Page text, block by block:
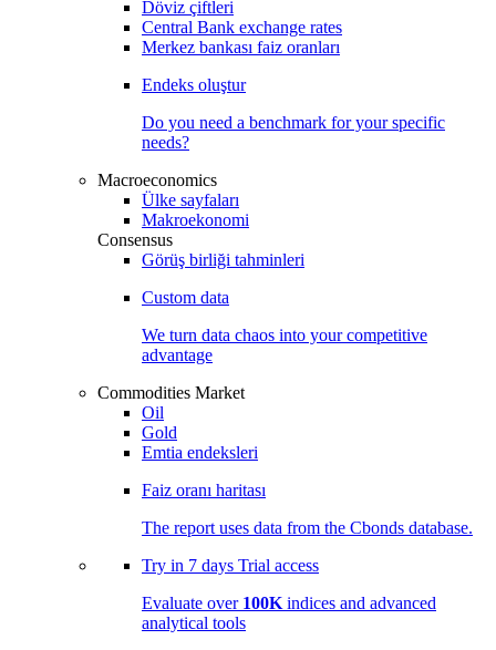
Döviz çiftleri
Central Bank exchange rates
Merkez bankası faiz oranları
Endeks oluştur
Do you need a benchmark for your specific
needs?
Macroeconomics
Ülke sayfaları
Makroekonomi
Consensus
Görüş birliği tahminleri
Custom data
We turn data chaos into your competitive
advantage
Commodities Market
Oil
Gold
Emtia endeksleri
Faiz oranı haritası
The report uses data from the Cbonds database.
Try in 7 days Trial access
Evaluate over 100K indices and advanced
analytical tools